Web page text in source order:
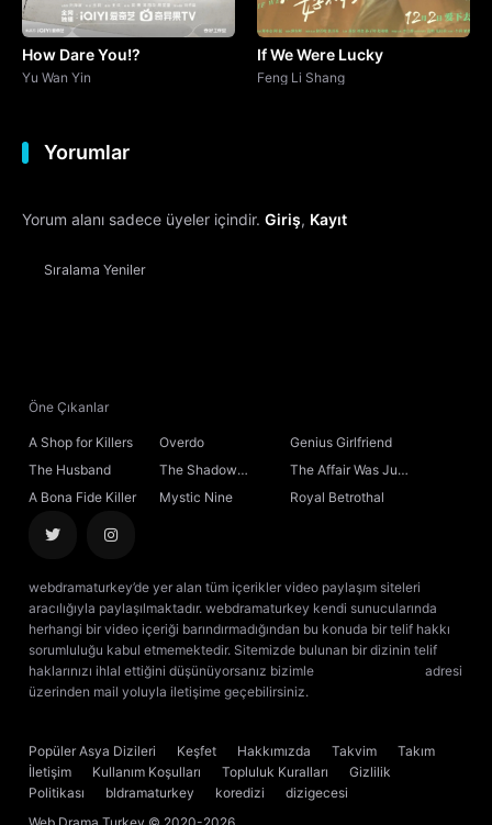
How Dare You!?
Yu Wan Yin
If We Were Lucky
Feng Li Shang
Yorumlar
Yorum alanı sadece üyeler içindir. Giriş, Kayıt
Sıralama Yeniler
Öne Çıkanlar
A Shop for Killers Overdo
Genius Girlfriend
The Husband
The Shadow
Sovereign
The Affair Was Just
the Beginning
A Bona Fide Killer Mystic Nine Royal Betrothal
webdramaturkey’de yer alan tüm içerikler video paylaşım siteleri
aracılığıyla paylaşılmaktadır. webdramaturkey kendi sunucularında
herhangi bir video içeriği barındırmadığından bu konuda bir telif hakkı
sorumluluğu kabul etmemektedir. Sitemizde bulunan bir dizinin telif
haklarınızı ihlal ettiğini düşünüyorsanız bizimle
adresi
üzerinden mail yoluyla iletişime geçebilirsiniz.
Popüler Asya Dizileri Keşfet Hakkımızda Takvim
Takım
İletişim
Kullanım Koşulları Topluluk Kuralları
Gizlilik
Politikası
bldramaturkey koredizi
dizigecesi